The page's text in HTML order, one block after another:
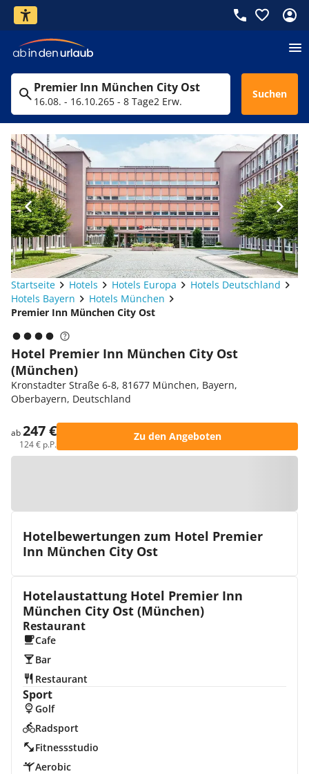
Premier Inn München City Ost
16.08. - 16.10.265 - 8 Tage2 Erw.
Suchen
Startseite Hotels Hotels Europa
Hotels Deutschland
Hotels Bayern
Hotels München
Premier Inn München City Ost
Hotel Premier Inn München City Ost
(München)
Kronstadter Straße 6-8, 81677 München, Bayern,
Oberbayern, Deutschland
ab247 €
124 € p.P.
Zu den Angeboten
Hotelbewertungen zum Hotel Premier
Inn München City Ost
Hotelaustattung Hotel Premier Inn
München City Ost (München)
Restaurant
Cafe
Bar
Restaurant
Sport
Golf
Radsport
Fitnessstudio
Aerobic